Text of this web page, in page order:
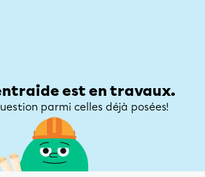
est en travaux.
parmi celles déjà posées!